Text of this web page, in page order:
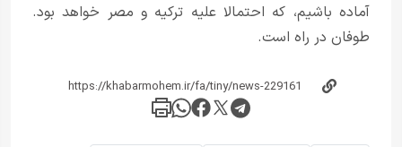
آماده باشیم، که احتمالا علیه ترکیه و مصر خواهد بود.
طوفان در راه است.